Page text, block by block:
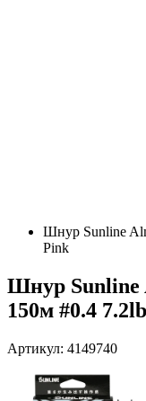
Шнур Sunline
Pink
Шнур Sunline
150м #0.4
Артикул: 4149740